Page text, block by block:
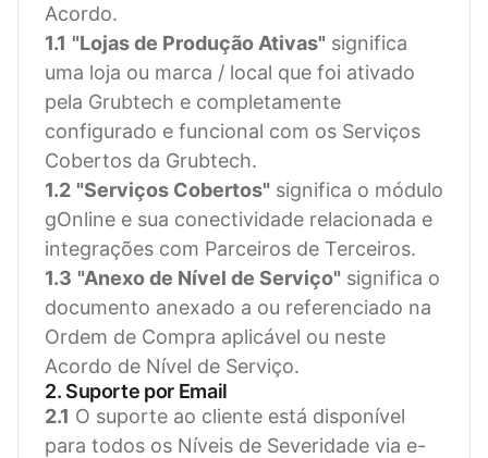
Acordo.
1.1 "Lojas de Produção Ativas" significa
uma loja ou marca / local que foi ativado
pela Grubtech e completamente
configurado e funcional com os Serviços
Cobertos da Grubtech.
1.2 "Serviços Cobertos" significa o módulo
gOnline e sua conectividade relacionada e
integrações com Parceiros de Terceiros.
1.3 "Anexo de Nível de Serviço" significa o
documento anexado a ou referenciado na
Ordem de Compra aplicável ou neste
Acordo de Nível de Serviço.
2. Suporte por Email
2.1 O suporte ao cliente está disponível
para todos os Níveis de Severidade via e-